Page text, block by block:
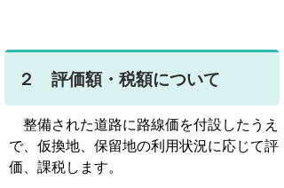
２ 評価額・税額について
整備された道路に路線価を付設したうえ
で、仮換地、保留地の利用状況に応じて評
価、課税します。